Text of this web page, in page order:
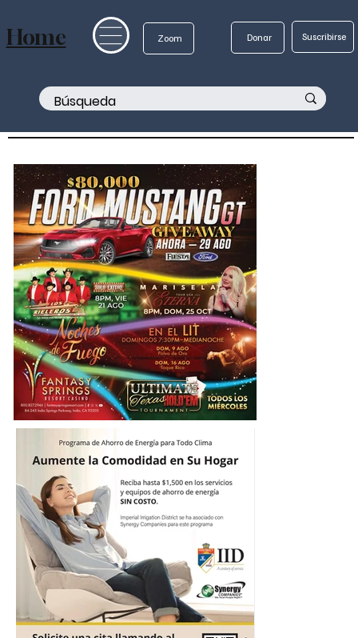
Zoom Donar Suscribirse
Home